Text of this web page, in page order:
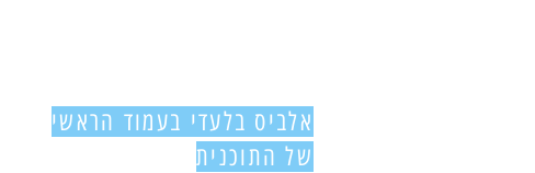
אלביס בלעדי בעמוד הראשי
של התוכנית